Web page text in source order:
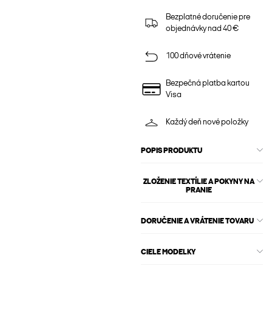
Bezplatné doručenie pre
objednávky nad 40 €
100 dňové vrátenie
Bezpečná platba kartou
Visa
Každý deň nové položky
POPIS PRODUKTU
ZLOŽENIE TEXTÍLIE A POKYNY NA
PRANIE
DORUČENIE A VRÁTENIE TOVARU
CIELE MODELKY